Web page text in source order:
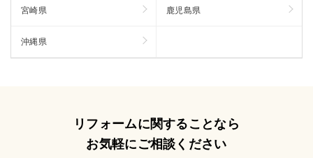
宮崎県 鹿児島県
沖縄県
リフォームに関することなら
お気軽にご相談ください